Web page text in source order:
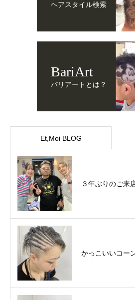
ヘアスタイル検索
BariArt
バリアートとは？
Et,Moi BLOG
３年ぶりのご来
かっこいいコー